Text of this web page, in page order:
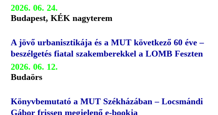
2026. 06. 24.
Budapest, KÉK nagyterem
A jövő urbanisztikája és a MUT következő 60 éve –
beszélgetés fiatal szakemberekkel a LOMB Feszten
2026. 06. 12.
Budaörs
Könyvbemutató a MUT Székházában – Locsmándi
Gábor frissen megjelenő e-bookja